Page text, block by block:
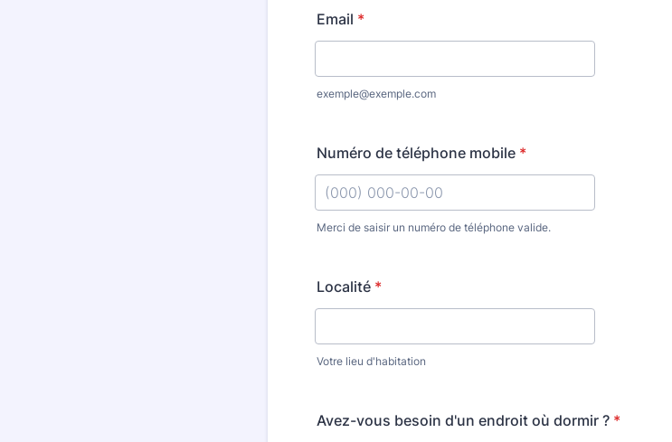
Email *
exemple@exemple.com
Numéro de téléphone mobile *
Merci de saisir un numéro de téléphone valide.
Localité *
Votre lieu d'habitation
Avez-vous besoin d'un endroit où dormir ? *